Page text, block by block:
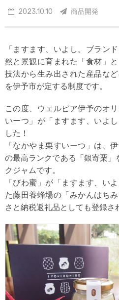
2023.10.10 商品開発
「ますます、いよし。ブラン
然と景観に育まれた「食材」
技法から生み出された産品な
を伊予市が定する制度です。
この度、ウェルピア伊予のオ
いーつ 」が「 ますます、いよ
した！
「なかやま栗すいーつ」は、
の最高ランクである「銀寄栗
クジャムです。
「びわ蜜」が「ますます、い
た藤田養蜂場の「みかんはち
さと納税返礼品としても登録さ